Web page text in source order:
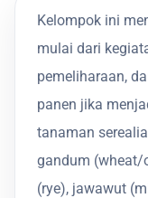
Kelompok ini
mulai dari
pemeliharaan,
panen jika
tanaman
gandum (wheat/
(rye), jawawut